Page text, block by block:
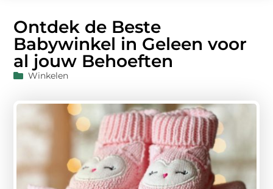
Ontdek de Beste
Babywinkel in Geleen voor
al jouw Behoeften
Winkelen